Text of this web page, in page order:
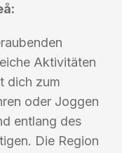
Aktivitäten
dich zum
oder Joggen
entlang des
Die Region